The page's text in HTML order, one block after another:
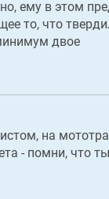
ему в этом
то, что
двое
на
- помни, что